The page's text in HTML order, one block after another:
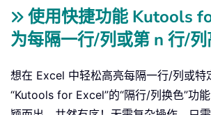
使用快捷功能 Kutools
为每隔一行/列或第 n 行/
想在 Excel 中轻松高亮每隔一行/列或特
“Kutools for Excel”的“隔行/列换色”功